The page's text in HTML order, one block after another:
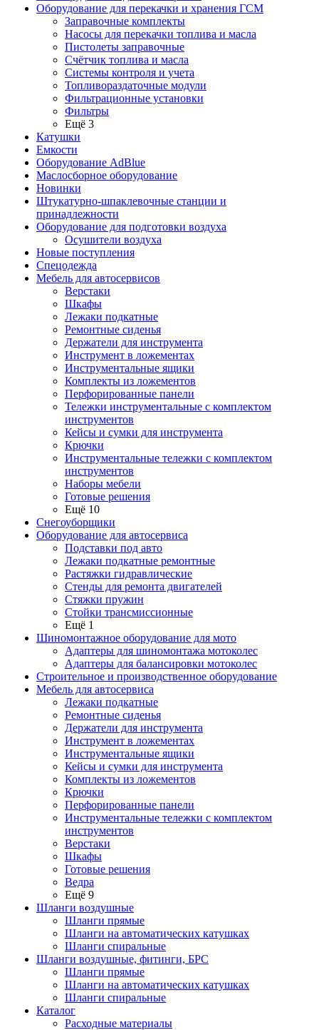
Оборудование для перекачки и хранения ГСМ
Заправочные комплекты
Насосы для перекачки топлива и масла
Пистолеты заправочные
Счётчик топлива и масла
Системы контроля и учета
Топливораздаточные модули
Фильтрационные установки
Фильтры
Ещё 3
Катушки
Емкости
Оборудование AdBlue
Маслосборное оборудование
Новинки
Штукатурно-шпаклевочные станции и
принадлежности
Оборудование для подготовки воздуха
Осушители воздуха
Новые поступления
Спецодежда
Мебель для автосервисов
Верстаки
Шкафы
Лежаки подкатные
Ремонтные сиденья
Держатели для инструмента
Инструмент в ложементах
Инструментальные ящики
Комплекты из ложементов
Перфорированные панели
Тележки инструментальные с комплектом
инструментов
Кейсы и сумки для инструмента
Крючки
Инструментальные тележки с комплектом
инструментов
Наборы мебели
Готовые решения
Ещё 10
Снегоуборщики
Оборудование для автосервиса
Подставки под авто
Лежаки подкатные ремонтные
Растяжки гидравлические
Стенды для ремонта двигателей
Стяжки пружин
Стойки трансмиссионные
Ещё 1
Шиномонтажное оборудование для мото
Адаптеры для шиномонтажа мотоколес
Адаптеры для балансировки мотоколес
Строительное и производственное оборудование
Мебель для автосервиса
Лежаки подкатные
Ремонтные сиденья
Держатели для инструмента
Инструмент в ложементах
Инструментальные ящики
Кейсы и сумки для инструмента
Комплекты из ложементов
Крючки
Перфорированные панели
Инструментальные тележки с комплектом
инструментов
Верстаки
Шкафы
Готовые решения
Ведра
Ещё 9
Шланги воздушные
Шланги прямые
Шланги на автоматических катушках
Шланги спиральные
Шланги воздушные, фитинги, БРС
Шланги прямые
Шланги на автоматических катушках
Шланги спиральные
Каталог
Расходные материалы